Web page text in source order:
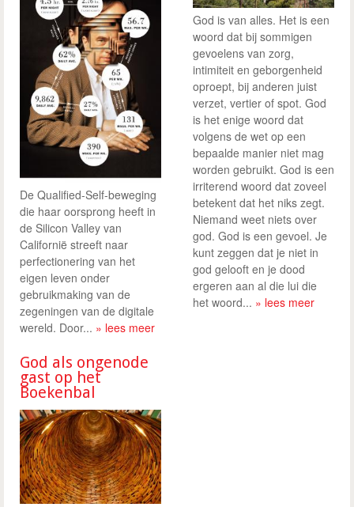
De Qualified-Self-beweging
die haar oorsprong heeft in
de Silicon Valley van
Californië streeft naar
perfectionering van het
eigen leven onder
gebruikmaking van de
zegeningen van de digitale
wereld. Door... » lees meer
God als ongenode
gast op het
Boekenbal
God is van alles. Het is een
woord dat bij sommigen
gevoelens van zorg,
intimiteit en geborgenheid
oproept, bij anderen juist
verzet, vertier of spot. God
is het enige woord dat
volgens de wet op een
bepaalde manier niet mag
worden gebruikt. God is een
irriterend woord dat zoveel
betekent dat het niks zegt.
Niemand weet niets over
god. God is een gevoel. Je
kunt zeggen dat je niet in
god gelooft en je dood
ergeren aan al die lui die
het woord... » lees meer